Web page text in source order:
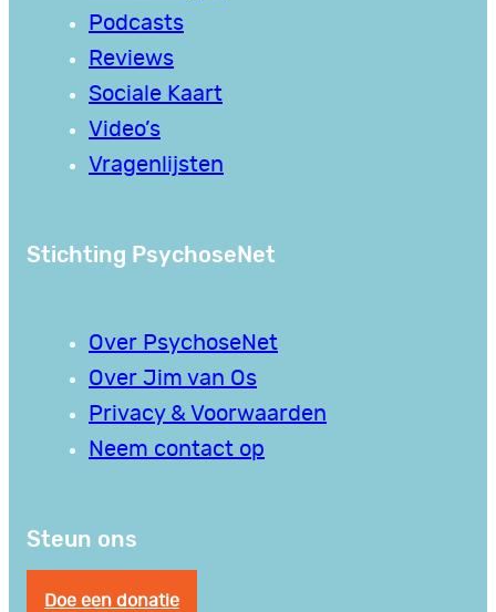
Podcasts
Reviews
Sociale Kaart
Video’s
Vragenlijsten
Stichting PsychoseNet
Over PsychoseNet
Over Jim van Os
Privacy & Voorwaarden
Neem contact op
Steun ons
Doe een donatie